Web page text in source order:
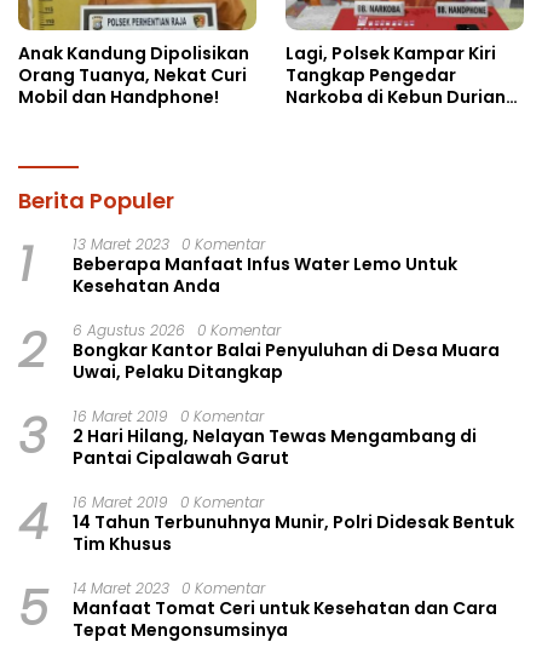
Anak Kandung Dipolisikan
Orang Tuanya, Nekat Curi
Mobil dan Handphone!
Lagi, Polsek Kampar Kiri
Tangkap Pengedar
Narkoba di Kebun Durian
Berita Populer
1 13 Maret 2023 0 Komentar
Beberapa Manfaat Infus Water Lemo Untuk
Kesehatan Anda
2 6 Agustus 2026 0 Komentar
Bongkar Kantor Balai Penyuluhan di Desa Muara
Uwai, Pelaku Ditangkap
3 16 Maret 2019 0 Komentar
2 Hari Hilang, Nelayan Tewas Mengambang di
Pantai Cipalawah Garut
4 16 Maret 2019 0 Komentar
14 Tahun Terbunuhnya Munir, Polri Didesak Bentuk
Tim Khusus
5 14 Maret 2023 0 Komentar
Manfaat Tomat Ceri untuk Kesehatan dan Cara
Tepat Mengonsumsinya